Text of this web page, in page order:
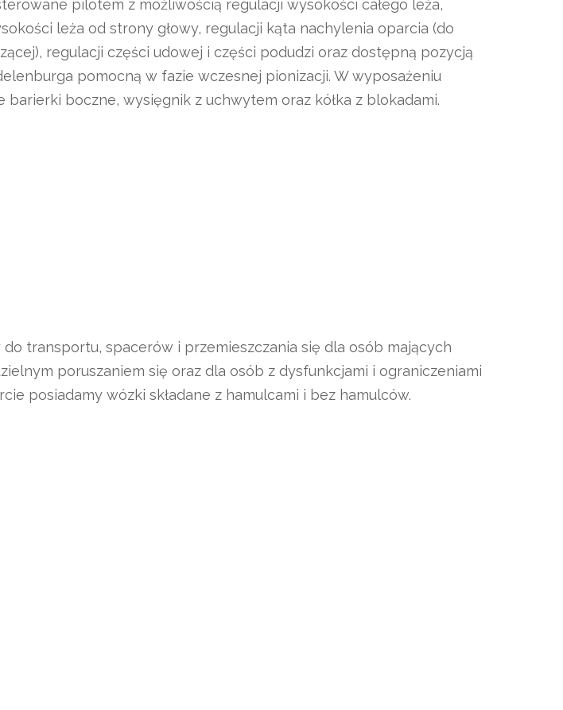
pilotem z możliwością regulacji wysokości całego leża,
leża od strony głowy, regulacji kąta nachylenia oparcia (do
regulacji części udowej i części podudzi oraz dostępną pozycją
pomocną w fazie wczesnej pionizacji. W wyposażeniu
barierki boczne, wysięgnik z uchwytem oraz kółka z blokadami.
transportu, spacerów i przemieszczania się dla osób mających
poruszaniem się oraz dla osób z dysfunkcjami i ograniczeniami
posiadamy wózki składane z hamulcami i bez hamulców.